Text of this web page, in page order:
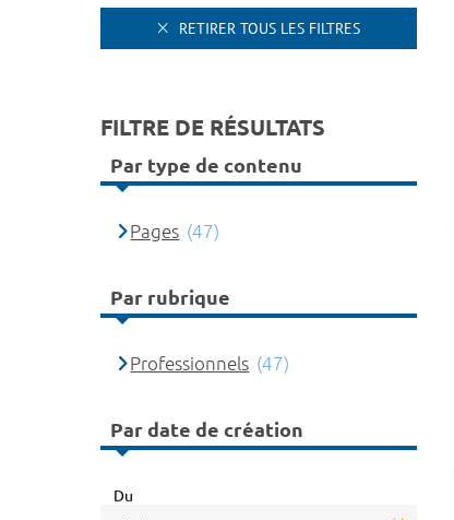
RETIRER TOUS LES FILTRES
FILTRE DE RÉSULTATS
Par type de contenu
Pages (47)
Par rubrique
Professionnels (47)
Par date de création
Du